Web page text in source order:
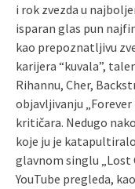
i rok zvezda u
isparan glas pun
kao prepoznatljivu
karijera “kuvala”,
Rihannu, Cher,
objavljivanju
kritičara. Nedugo
koje ju je
glavnom singlu „Lost
YouTube pregleda,